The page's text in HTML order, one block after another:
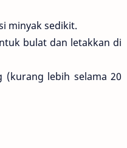
minyak sedikit.
bulat dan letakkan di
(kurang lebih selama 20